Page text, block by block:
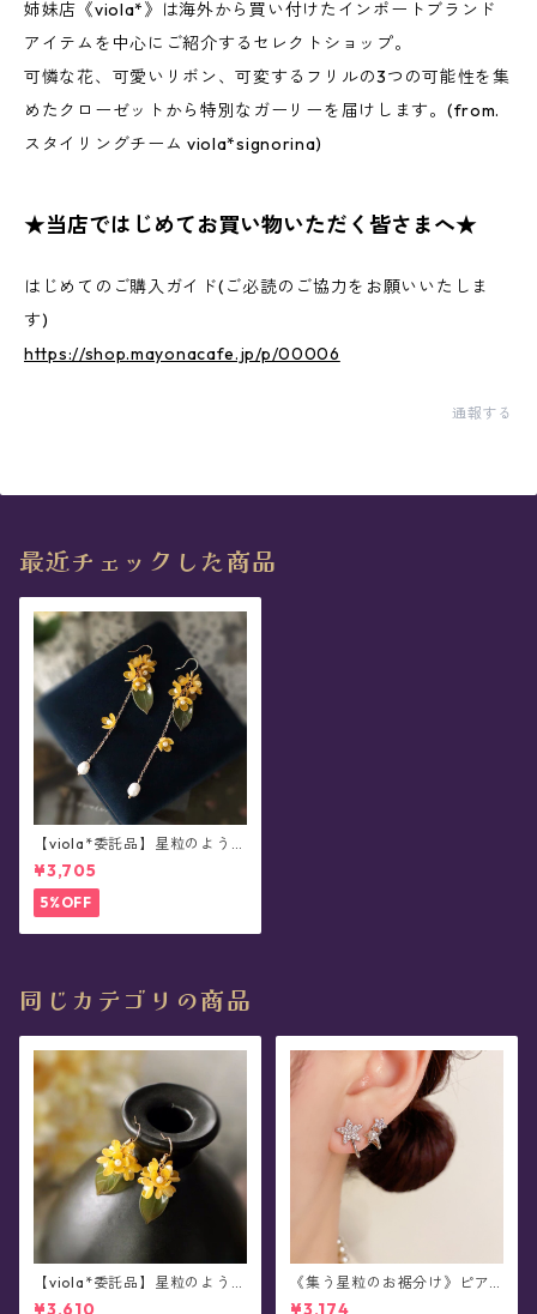
姉妹店《viola*》は海外から買い付けたインポートブランド
アイテムを中心にご紹介するセレクトショップ。
可憐な花、可愛いリボン、可変するフリルの3つの可能性を集
めたクローゼットから特別なガーリーを届けします。(from.
スタイリングチーム viola*signorina)
★当店ではじめてお買い物いただく皆さまへ★
はじめてのご購入ガイド(ご必読のご協力をお願いいたしま
す)
https://shop.mayonacafe.jp/p/00006
通報する
最近チェックした商品
【viola*委託品】星粒のような
金木犀・パール・ピアス/イヤ
リング
¥3,705
5%OFF
同じカテゴリの商品
【viola*委託品】星粒のような
金木犀、ひと摘み。・ピアス/
¥3,610
《集う星粒のお裾分け》ピア
ス
¥3,174